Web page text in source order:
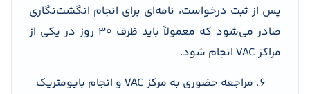
پس از ثبت درخواست، نامه‌ای برای انجام انگشت‌نگاری
صادر می‌شود که معمولاً باید ظرف ۳۰ روز در یکی از
مراکز VAC انجام شود.
مراجعه حضوری به مرکز VAC و انجام بایومتریک